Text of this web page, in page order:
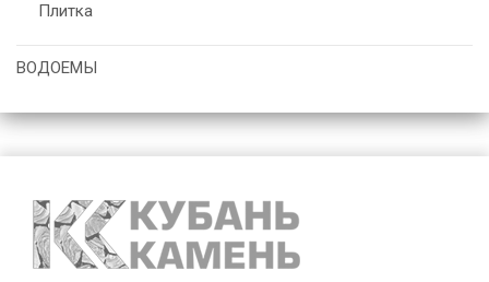
Плитка
ВОДОЕМЫ